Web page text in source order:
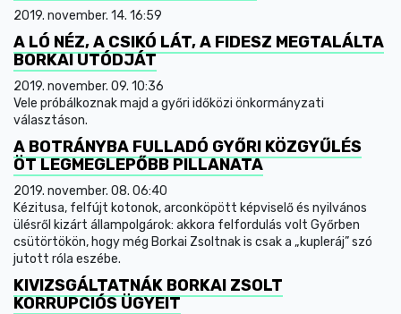
2019. november. 14. 16:59
A LÓ NÉZ, A CSIKÓ LÁT, A FIDESZ MEGTALÁLTA
BORKAI UTÓDJÁT
2019. november. 09. 10:36
Vele próbálkoznak majd a győri időközi önkormányzati
választáson.
A BOTRÁNYBA FULLADÓ GYŐRI KÖZGYŰLÉS
ÖT LEGMEGLEPŐBB PILLANATA
2019. november. 08. 06:40
Kézitusa, felfújt kotonok, arconköpött képviselő és nyilvános
ülésről kizárt állampolgárok: akkora felfordulás volt Győrben
csütörtökön, hogy még Borkai Zsoltnak is csak a „kupleráj” szó
jutott róla eszébe.
KIVIZSGÁLTATNÁK BORKAI ZSOLT
KORRUPCIÓS ÜGYEIT